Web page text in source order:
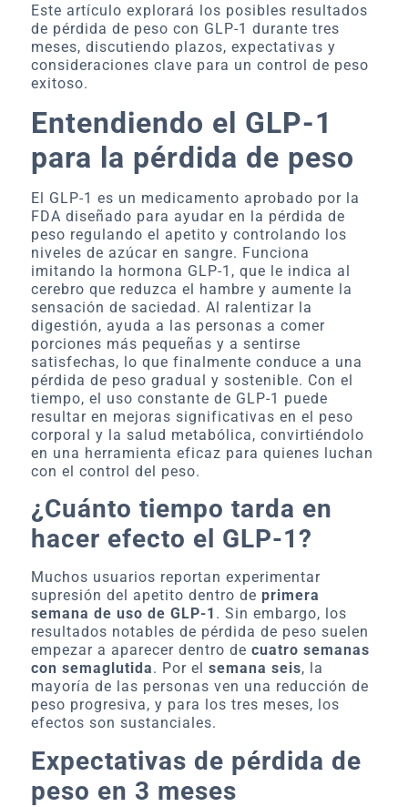
Este artículo explorará los posibles resultados
de pérdida de peso con GLP-1 durante tres
meses, discutiendo plazos, expectativas y
consideraciones clave para un control de peso
exitoso.
Entendiendo el GLP-1
para la pérdida de peso
El GLP-1 es un medicamento aprobado por la
FDA diseñado para ayudar en la pérdida de
peso regulando el apetito y controlando los
niveles de azúcar en sangre. Funciona
imitando la hormona GLP-1, que le indica al
cerebro que reduzca el hambre y aumente la
sensación de saciedad. Al ralentizar la
digestión, ayuda a las personas a comer
porciones más pequeñas y a sentirse
satisfechas, lo que finalmente conduce a una
pérdida de peso gradual y sostenible. Con el
tiempo, el uso constante de GLP-1 puede
resultar en mejoras significativas en el peso
corporal y la salud metabólica, convirtiéndolo
en una herramienta eficaz para quienes luchan
con el control del peso.
¿Cuánto tiempo tarda en
hacer efecto el GLP-1?
Muchos usuarios reportan experimentar
supresión del apetito dentro de primera
semana de uso de GLP-1 . Sin embargo, los
resultados notables de pérdida de peso suelen
empezar a aparecer dentro de cuatro semanas
con semaglutida. Por el semana seis, la
mayoría de las personas ven una reducción de
peso progresiva, y para los tres meses, los
efectos son sustanciales.
Expectativas de pérdida de
peso en 3 meses